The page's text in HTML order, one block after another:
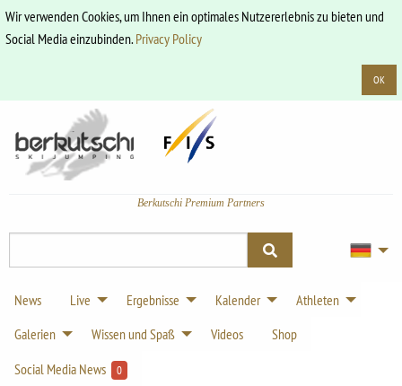
Wir verwenden Cookies, um Ihnen ein optimales Nutzererlebnis zu bieten und
Social Media einzubinden.Privacy Policy
OK
Berkutschi Premium Partners
News Live Ergebnisse Kalender
Athleten
Galerien
Wissen und Spaß Videos
Shop
Social Media News
0